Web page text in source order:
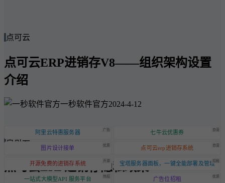
点可云
点可云ERP进销存V8——组织架构设置
介绍
一秒软件官方2024-4-12
点可云
点可云ERP进销存隐私政策
阿里云特惠服务器 广告 七牛云优惠券 自营
图片设计接单 优质 点可云erp进销存系统 自营
开源免费的进销存系统 开源 宝塔服务器面板，一键全能部署及管理招租
一站式大模型API 服务平台 热招 广告位招租 优质